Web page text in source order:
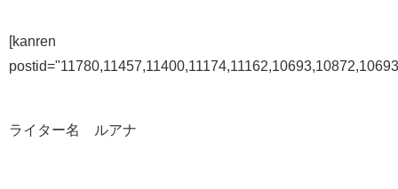
[kanren
ライター名 ルアナ